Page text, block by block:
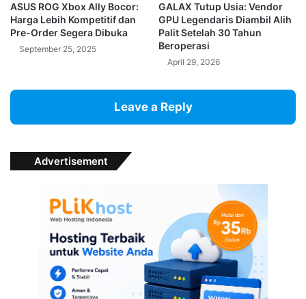
ASUS ROG Xbox Ally Bocor:
Harga Lebih Kompetitif dan
Pre-Order Segera Dibuka
September 25, 2025
GALAX Tutup Usia: Vendor
GPU Legendaris Diambil Alih
Palit Setelah 30 Tahun
Beroperasi
April 29, 2026
Leave a Reply
Advertisement